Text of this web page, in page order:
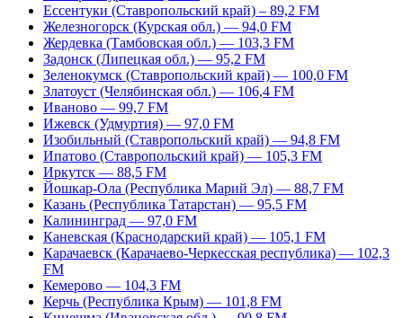
Ессентуки (Ставропольский край) – 89,2 FM
Железногорск (Курская обл.) — 94,0 FM
Жердевка (Тамбовская обл.) — 103,3 FM
Задонск (Липецкая обл.) — 95,2 FM
Зеленокумск (Ставропольский край) — 100,0 FM
Златоуст (Челябинская обл.) — 106,4 FM
Иваново — 99,7 FM
Ижевск (Удмуртия) — 97,0 FM
Изобильный (Ставропольский край) — 94,8 FM
Ипатово (Ставропольский край) — 105,3 FM
Иркутск — 88,5 FM
Йошкар-Ола (Республика Марий Эл) — 88,7 FM
Казань (Республика Татарстан) — 95,5 FM
Калининград — 97,0 FM
Каневская (Краснодарский край) — 105,1 FM
Карачаевск (Карачаево-Черкесская республика) — 102,3
FM
Кемерово — 104,3 FM
Керчь (Республика Крым) — 101,8 FM